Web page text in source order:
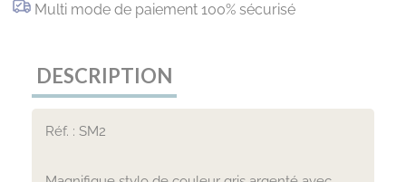
Multi mode de paiement 100% sécurisé
DESCRIPTION
Réf. : SM2